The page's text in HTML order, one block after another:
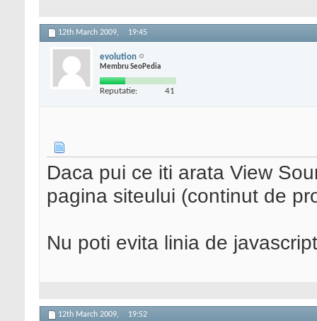
12th March 2009, 19:45
evolution
Membru SeoPedia
Reputatie: 41
Daca pui ce iti arata View
pagina siteului (continut de
Nu poti evita linia de
12th March 2009, 19:52